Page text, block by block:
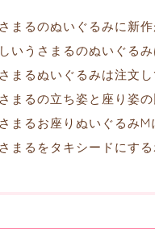
まるのぬいぐるみに新
いうさまるのぬいぐる
まるぬいぐるみは注文
まるの立ち姿と座り姿
まるお座りぬいぐるみ
まるをタキシードにす